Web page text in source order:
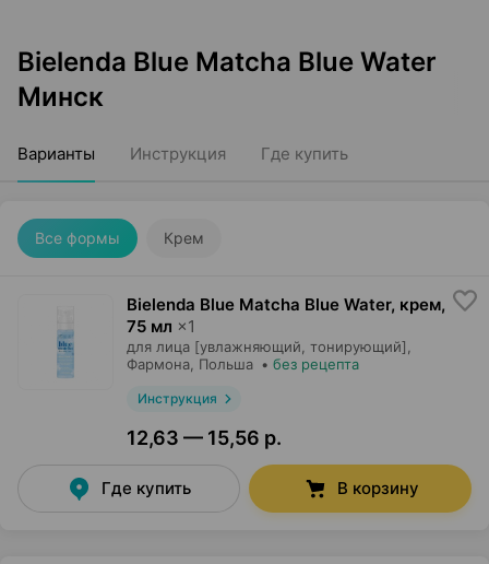
Bielenda Blue Matcha Blue Water
Минск
Варианты Инструкция Где купить
Все формы Крем
Bielenda Blue Matcha Blue Water, крем,
75 мл ×1
для лица [увлажняющий, тонирующий],
Фармона , Польша • без рецепта
Инструкция
12,63 — 15,56 р.
Где купить В корзину